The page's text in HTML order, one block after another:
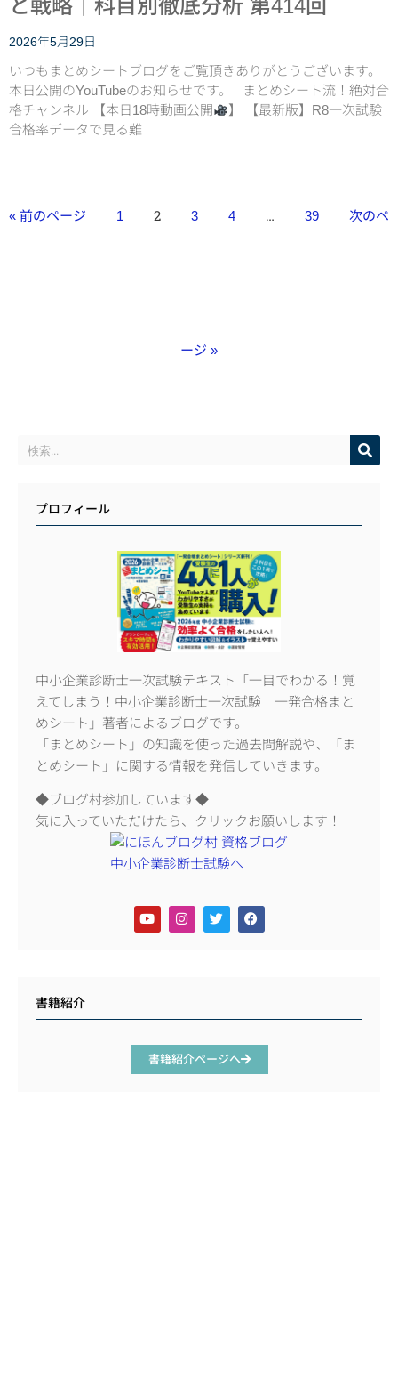
と戦略｜科目別徹底分析 第414回
2026年5月29日
いつもまとめシートブログをご覧頂きありがとうございます。
本日公開のYouTubeのお知らせです。 まとめシート流！絶対合
格チャンネル 【本日18時動画公開
】 【最新版】R8一次試験
合格率データで見る難
« 前のページ 1 2 3 4 … 39 次のペ
ージ »
プロフィール
中小企業診断士一次試験テキスト「一目でわかる！覚
えてしまう！中小企業診断士一次試験 一発合格まと
めシート」著者によるブログです。
「まとめシート」の知識を使った過去問解説や、「ま
とめシート」に関する情報を発信していきます。
◆ブログ村参加しています◆
気に入っていただけたら、クリックお願いします！
書籍紹介
書籍紹介ページへ